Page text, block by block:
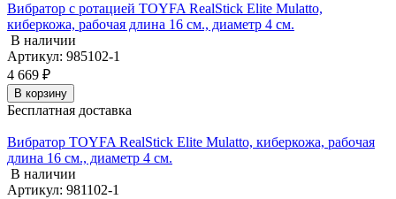
Вибратор с ротацией TOYFA RealStick Elite Mulatto,
киберкожа, рабочая длина 16 см., диаметр 4 см.
В наличии
Артикул: 985102-1
4 669 ₽
В корзину
Бесплатная доставка
Вибратор TOYFA RealStick Elite Mulatto, киберкожа, рабочая
длина 16 см., диаметр 4 см.
В наличии
Артикул: 981102-1